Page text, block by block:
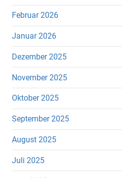
Februar 2026
Januar 2026
Dezember 2025
November 2025
Oktober 2025
September 2025
August 2025
Juli 2025